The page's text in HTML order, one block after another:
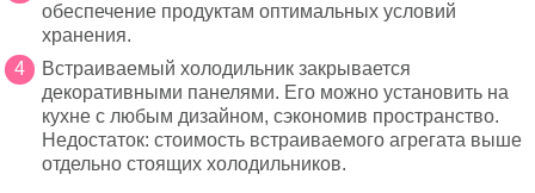
обеспечение продуктам оптимальных условий
хранения.
Встраиваемый холодильник закрывается
декоративными панелями. Его можно установить на
кухне с любым дизайном, сэкономив пространство.
Недостаток: стоимость встраиваемого агрегата выше
отдельно стоящих холодильников.